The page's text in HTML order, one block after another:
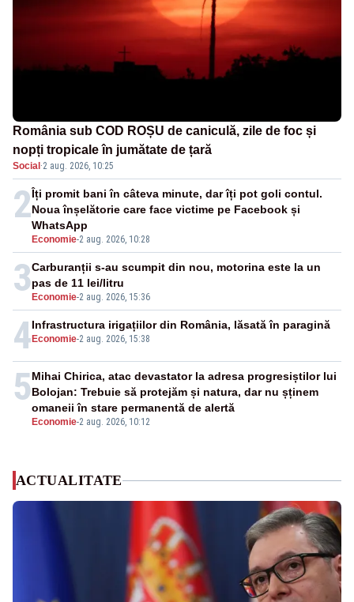
România sub COD ROȘU de caniculă, zile de foc și
nopți tropicale în jumătate de țară
Social ·2 aug. 2026, 10:25
2
Economie-2 aug. 2026, 10:28
Îți promit bani în câteva minute, dar îți pot goli contul.
Noua înșelătorie care face victime pe Facebook și
WhatsApp
3 Economie-2 aug. 2026, 15:36
Carburanții s-au scumpit din nou, motorina este la un
pas de 11 lei/litru
4 Economie-2 aug. 2026, 15:38
Infrastructura irigațiilor din România, lăsată în paragină
5
Economie-2 aug. 2026, 10:12
Mihai Chirica, atac devastator la adresa progresiștilor lui
Bolojan: Trebuie să protejăm și natura, dar nu șținem
omaneii în stare permanentă de alertă
ACTUALITATE